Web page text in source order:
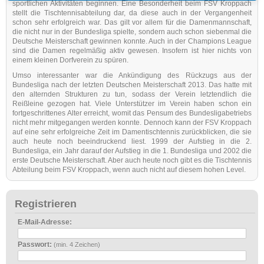
sportlichen Aktivitäten beginnen. Eine Besonderheit beim FSV Kroppach
stellt die Tischtennisabteilung dar, da diese auch in der Vergangenheit
schon sehr erfolgreich war. Das gilt vor allem für die Damenmannschaft,
die nicht nur in der Bundesliga spielte, sondern auch schon siebenmal die
Deutsche Meisterschaft gewinnen konnte. Auch in der Champions League
sind die Damen regelmäßig aktiv gewesen. Insofern ist hier nichts von
einem kleinen Dorfverein zu spüren.
Umso interessanter war die Ankündigung des Rückzugs aus der
Bundesliga nach der letzten Deutschen Meisterschaft 2013. Das hatte mit
den alternden Strukturen zu tun, sodass der Verein letztendlich die
Reißleine gezogen hat. Viele Unterstützer im Verein haben schon ein
fortgeschrittenes Alter erreicht, womit das Pensum des Bundesligabetriebs
nicht mehr mitgegangen werden konnte. Dennoch kann der FSV Kroppach
auf eine sehr erfolgreiche Zeit im Damentischtennis zurückblicken, die sie
auch heute noch beeindruckend liest. 1999 der Aufstieg in die 2.
Bundesliga, ein Jahr darauf der Aufstieg in die 1. Bundesliga und 2002 die
erste Deutsche Meisterschaft. Aber auch heute noch gibt es die Tischtennis
Abteilung beim FSV Kroppach, wenn auch nicht auf diesem hohen Level.
Registrieren
E-Mail-Adresse:
Passwort: (min. 4 Zeichen)